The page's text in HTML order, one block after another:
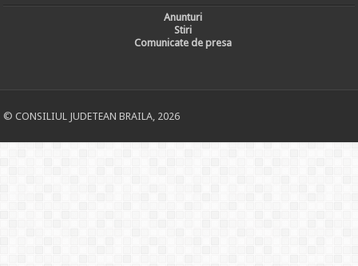
Anunturi
Stiri
Comunicate de presa
© CONSILIUL JUDETEAN BRAILA, 2026